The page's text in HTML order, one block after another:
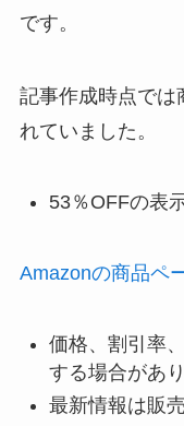
です。
記事作成時点では
れていました。
53％OFFの表
Amazonの商品ペ
価格、割引率
する場合があり
最新情報は販